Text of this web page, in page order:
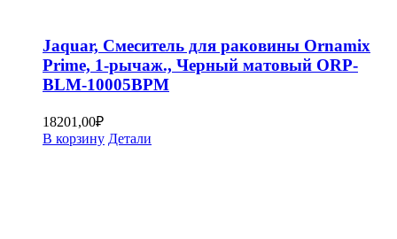
Jaquar, Смеситель для раковины Ornamix
Prime, 1-рычаж., Черный матовый ORP-
BLM-10005BPM
18201,00₽
В корзину Детали